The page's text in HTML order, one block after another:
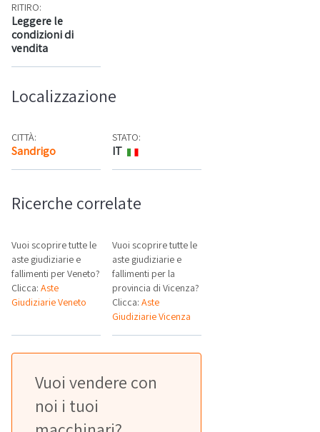
RITIRO:
Leggere le
condizioni di
vendita
Localizzazione
CITTÀ:
Sandrigo Mappa
STATO:
IT
Ricerche correlate
Vuoi scoprire tutte le
aste giudiziarie e
fallimenti per Veneto?
Clicca: Aste
Giudiziarie Veneto
Vuoi scoprire tutte le
aste giudiziarie e
fallimenti per la
provincia di Vicenza?
Clicca:Aste
Giudiziarie Vicenza
Vuoi vendere con
noi i tuoi